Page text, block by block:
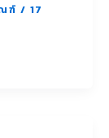
ฑ์ / 17